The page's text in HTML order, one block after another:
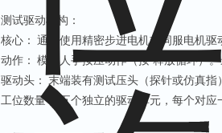
测试驱动机构：
核心： 通常使用精密步进电机或伺服电机驱
动作： 模拟人手按压动作（按-释放循环）
驱动头： 末端装有测试压头（探针或仿真指
工位数量：
五个独立的驱动单元，每个对应